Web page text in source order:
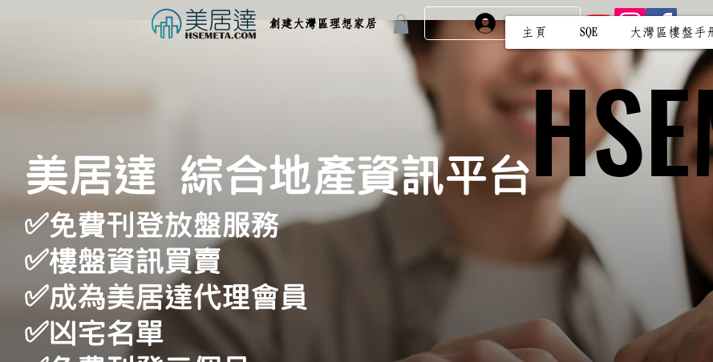
主頁 SQE 大灣區樓盤手
創建大灣區理想家居
美居達 綜合地產資訊平台
✅免費刊登放盤服務
✅樓盤資訊買賣
✅成為美居達代理會員
✅凶宅名單